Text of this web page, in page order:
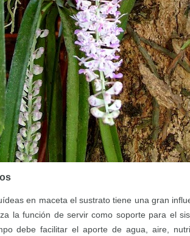
en maceta el sustrato tiene una gran
la función de servir como soporte para el
debe facilitar el aporte de agua, aire,